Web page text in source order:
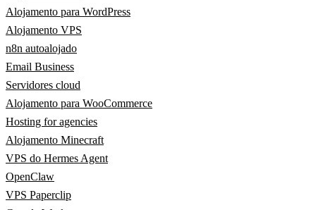
Alojamento para WordPress
Alojamento VPS
n8n autoalojado
Email Business
Servidores cloud
Alojamento para WooCommerce
Hosting for agencies
Alojamento Minecraft
VPS do Hermes Agent
OpenClaw
VPS Paperclip